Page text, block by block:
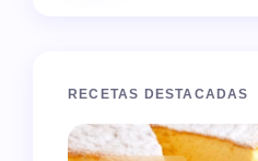
RECETAS DESTACADAS